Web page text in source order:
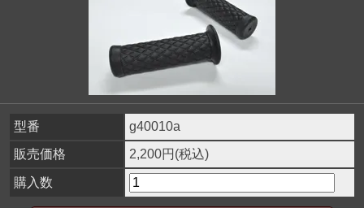
型番
g40010a
販売価格
2,200円(税込)
購入数